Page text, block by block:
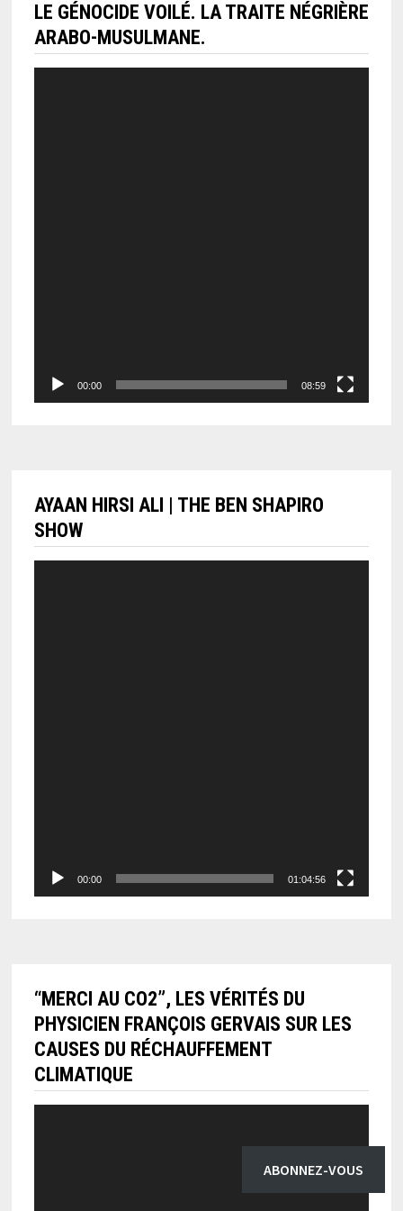
LE GÉNOCIDE VOILÉ. LA TRAITE NÉGRIÈRE
ARABO-MUSULMANE.
00:00 08:59
AYAAN HIRSI ALI | THE BEN SHAPIRO
SHOW
00:00 01:04:56
“MERCI AU CO2”, LES VÉRITÉS DU
PHYSICIEN FRANÇOIS GERVAIS SUR LES
CAUSES DU RÉCHAUFFEMENT
CLIMATIQUE
ABONNEZ-VOUS